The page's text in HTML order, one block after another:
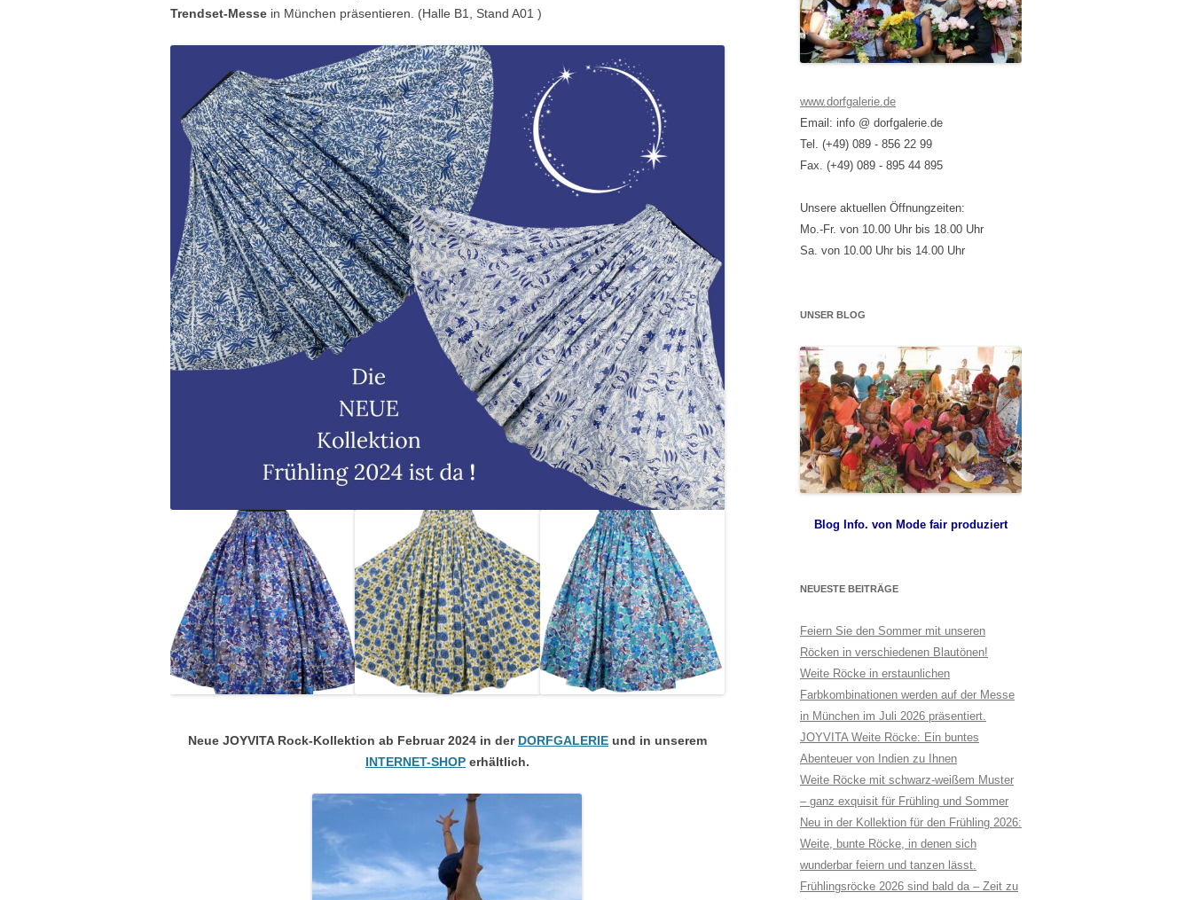
Trendset-Messe in München präsentieren. (Halle B1, Stand A01 )
Neue JOYVITA Rock-Kollektion ab Februar 2024 in der DORFGALERIEund in unserem
INTERNET-SHOPerhältlich.
www.dorfgalerie.de
Email: info @ dorfgalerie.de
Tel. (+49) 089 - 856 22 99
Fax. (+49) 089 - 895 44 895
Unsere aktuellen Öffnungzeiten:
Mo.-Fr. von 10.00 Uhr bis 18.00 Uhr
Sa. von 10.00 Uhr bis 14.00 Uhr
UNSER BLOG
Blog Info. von Mode fair produziert
NEUESTE BEITRÄGE
Feiern Sie den Sommer mit unseren
Röcken in verschiedenen Blautönen!
Weite Röcke in erstaunlichen
Farbkombinationen werden auf der Messe
in München im Juli 2026 präsentiert.
JOYVITA Weite Röcke: Ein buntes
Abenteuer von Indien zu Ihnen
Weite Röcke mit schwarz-weißem Muster
– ganz exquisit für Frühling und Sommer
Neu in der Kollektion für den Frühling 2026:
Weite, bunte Röcke, in denen sich
wunderbar feiern und tanzen lässt.
Frühlingsröcke 2026 sind bald da – Zeit zu